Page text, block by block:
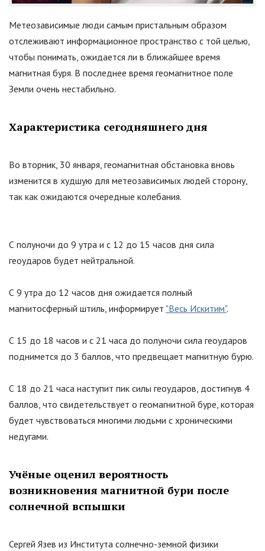
Метеозависимые люди самым пристальным образом
отслеживают информационное пространство с той целью,
чтобы понимать, ожидается ли в ближайшее время
магнитная буря. В последнее время геомагнитное поле
Земли очень нестабильно.
Характеристика сегодняшнего дня
Во вторник, 30 января, геомагнитная обстановка вновь
изменится в худшую для метеозависимых людей сторону,
так как ожидаются очередные колебания.
С полуночи до 9 утра и с 12 до 15 часов дня сила
геоударов будет нейтральной.
С 9 утра до 12 часов дня ожидается полный
магнитосферный штиль, информирует "Весь Искитим".
С 15 до 18 часов и с 21 часа до полуночи сила геоударов
поднимется до 3 баллов, что предвещает магнитную бурю.
С 18 до 21 часа наступит пик силы геоударов, достигнув 4
баллов, что свидетельствует о геомагнитной буре, которая
будет чувствоваться многими людьми с хроническими
недугами.
Учёные оценил вероятность
возникновения магнитной бури после
солнечной вспышки
Сергей Язев из Института солнечно-земной физики